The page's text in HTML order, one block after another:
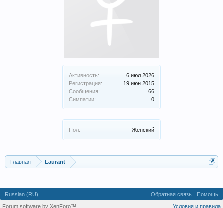
Активность:
6 июл 2026
Регистрация:
19 июн 2015
Сообщения:
66
Симпатии:
0
Пол: Женский
Главная Laurant
Russian (RU) Обратная связь
Помощь
Условия и правила
Forum software by XenForo™